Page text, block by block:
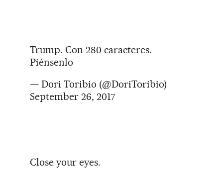
Trump. Con 280 caracteres.
Piénsenlo
— Dori Toribio (@DoriToribio)
September 26, 2017
Close your eyes.